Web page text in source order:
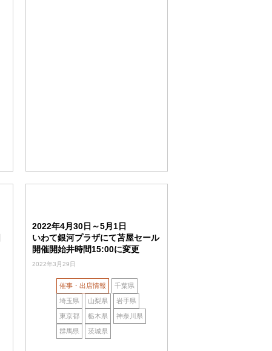
2022年4月30日～5月1日
いわて銀河プラザにて苫屋セール
開催開始井時間15:00に変更
2022年3月29日
催事・出店情報 千葉県
埼玉県 山梨県 岩手県
東京都 栃木県 神奈川県
群馬県 茨城県